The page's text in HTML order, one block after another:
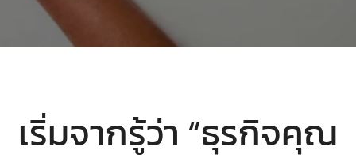
เริ่มจากรู้ว่า “ธุรกิจคุณ